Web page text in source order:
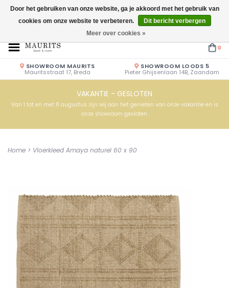
Openingstijden: Vrijdag & Zaterdag 10.00u - 17.00u of op afspraak!
0
SHOWROOM MAURITS
Mauritsstraat 17, Breda
SHOWROOM LOODS 5
Pieter Ghijsenlaan 14B, Zaandam
VAKANTIE - GESLOTEN
Van 1 tot en met 8 augustus zijn wij aan het genieten van onze vakantie en is
onze showroom gesloten.
Home > Vloerkleed Amaya naturel 60 x 90
Door het gebruiken van onze website, ga je akkoord met het gebruik van
cookies om onze website te verbeteren.
Dit bericht verbergen
Meer over cookies »